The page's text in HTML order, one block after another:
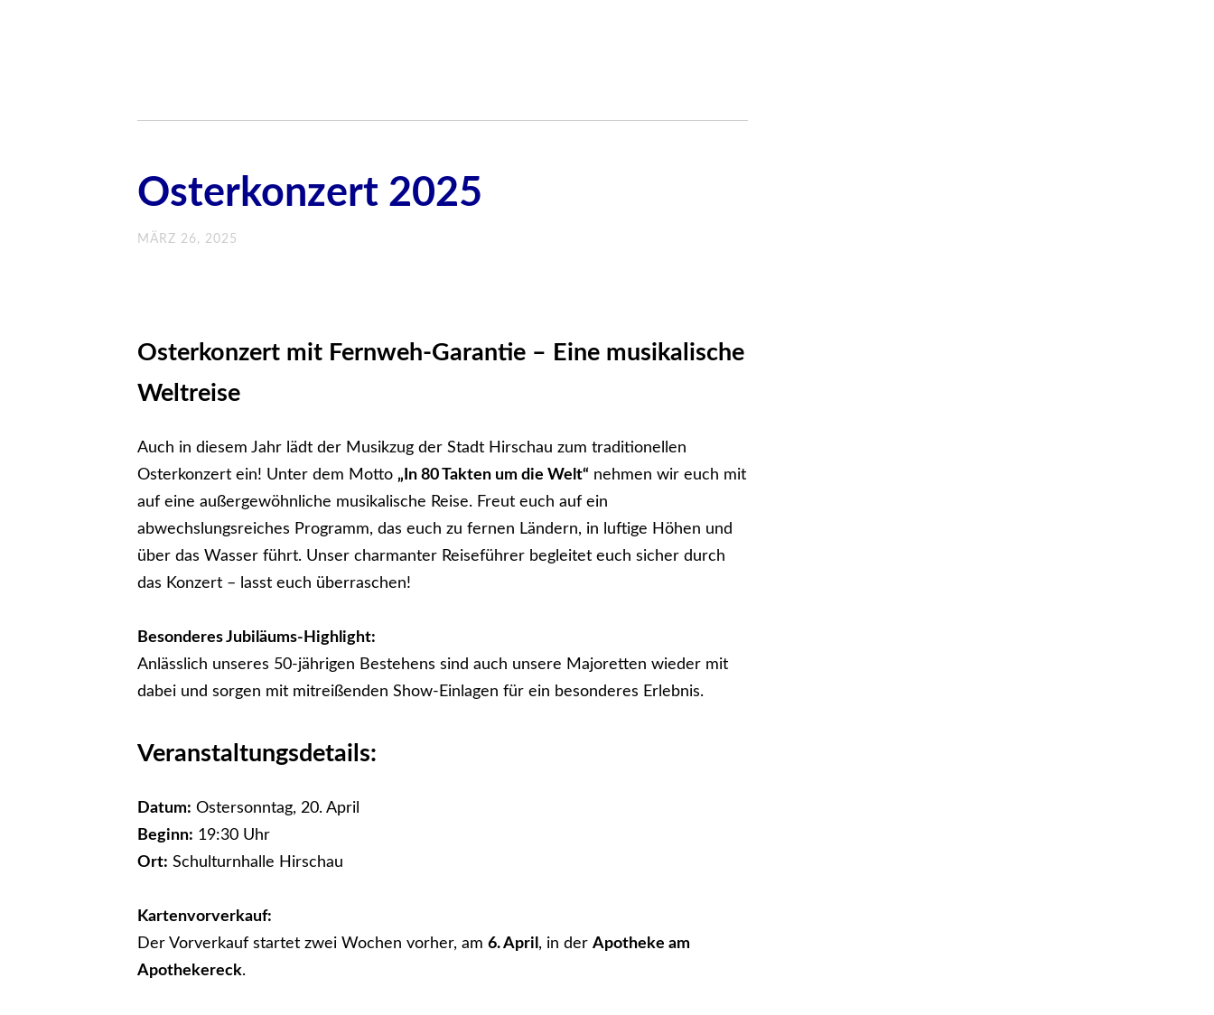
Osterkonzert 2025
MÄRZ 26, 2025
Osterkonzert mit Fernweh-Garantie – Eine musikalische
Weltreise
Auch in diesem Jahr lädt der Musikzug der Stadt Hirschau zum traditionellen
Osterkonzert ein! Unter dem Motto „In 80 Takten um die Welt“ nehmen wir euch mit
auf eine außergewöhnliche musikalische Reise. Freut euch auf ein
abwechslungsreiches Programm, das euch zu fernen Ländern, in luftige Höhen und
über das Wasser führt. Unser charmanter Reiseführer begleitet euch sicher durch
das Konzert – lasst euch überraschen!
Besonderes Jubiläums-Highlight:
Anlässlich unseres 50-jährigen Bestehens sind auch unsere Majoretten wieder mit
dabei und sorgen mit mitreißenden Show-Einlagen für ein besonderes Erlebnis.
Veranstaltungsdetails:
Datum: Ostersonntag, 20. April
Beginn: 19:30 Uhr
Ort: Schulturnhalle Hirschau
Kartenvorverkauf:
Der Vorverkauf startet zwei Wochen vorher, am 6. April , in der Apotheke am
Apothekereck.